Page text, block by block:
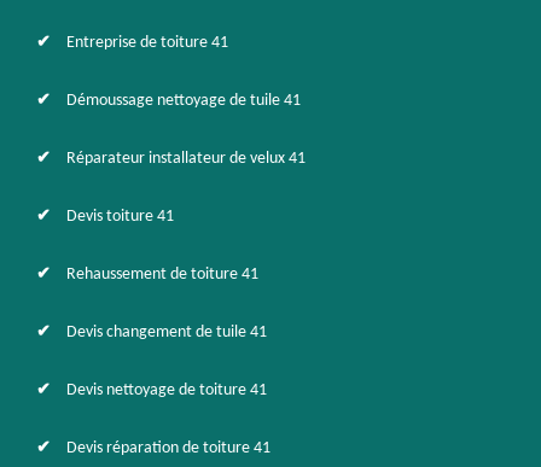
Entreprise de toiture 41
Démoussage nettoyage de tuile 41
Réparateur installateur de velux 41
Devis toiture 41
Rehaussement de toiture 41
Devis changement de tuile 41
Devis nettoyage de toiture 41
Devis réparation de toiture 41